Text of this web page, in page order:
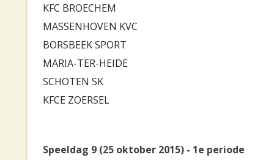
KFC BROECHEM
MASSENHOVEN KVC
BORSBEEK SPORT
MARIA-TER-HEIDE
SCHOTEN SK
KFCE ZOERSEL
Speeldag 9 (25 oktober 2015) - 1e periode